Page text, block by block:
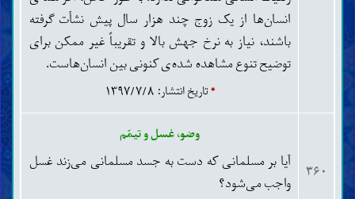
شیر دادن، حضانت و تربیت کودکان
طلاق، لعان، ایلاء و عدّه
وصیّت و ارث
اموات
مسائل مستحدثه (نوپیدا)
انسان‌ها از یک زوج چند هزار سال پیش نشأت گرفته
باشند، نیاز به نرخ جهش بالا و تقریباً غیر ممکن برای
توضیح تنوع مشاهده شده‌ی کنونی بین انسان‌هاست.
*تاریخ انتشار: ۱۳۹۷/۷/۸
۳۶۰
وضو، غسل و تیمّم
آیا بر مسلمانی که دست به جسد مسلمانی می‌زند غسل
واجب می‌شود؟